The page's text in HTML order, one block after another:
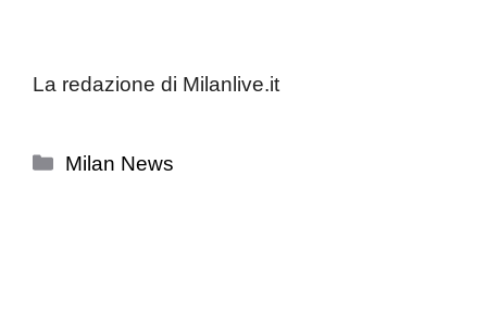
La redazione di Milanlive.it
Categorie
Milan News